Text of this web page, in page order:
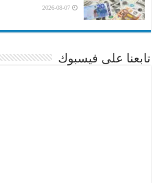
2026-08-07
تابعنا على فيسبوك